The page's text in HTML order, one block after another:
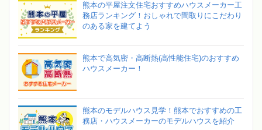
熊本の平屋注文住宅おすすめハウスメーカー工
務店ランキング！おしゃれで間取りにこだわり
のある家を建てよう
熊本で高気密・高断熱(高性能住宅)のおすすめ
ハウスメーカー！
熊本のモデルハウス見学！熊本でおすすめの工
務店・ハウスメーカーのモデルハウスを紹介